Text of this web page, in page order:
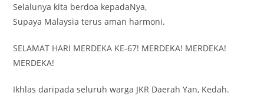
Selalunya kita berdoa kepadaNya,
Supaya Malaysia terus aman harmoni.
SELAMAT HARI MERDEKA KE-67! MERDEKA! MERDEKA!
MERDEKA!
Ikhlas daripada seluruh warga JKR Daerah Yan, Kedah.